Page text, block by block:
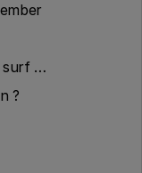
surf …
?